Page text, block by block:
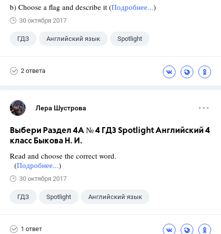
b) Choose a flag and describe it (Подробнее...)
30 октября 2017
ГДЗ Английский язык Spotlight
2 ответа
Лера Шустрова
Выбери Раздел 4A № 4 ГДЗ Spotlight Английский 4
класс Быкова Н. И.
Read and choose the correct word.
(Подробнее...)
30 октября 2017
ГДЗ Spotlight Английский язык
1 ответ